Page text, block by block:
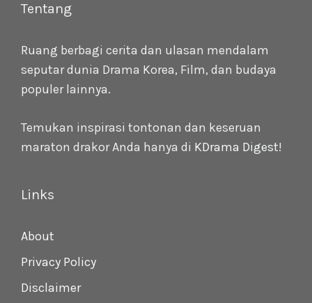
Tentang
Ruang berbagi cerita dan ulasan mendalam
seputar dunia Drama Korea, Film, dan budaya
populer lainnya.
Temukan inspirasi tontonan dan keseruan
maraton drakor Anda hanya di KDrama Digest!
Links
About
Privacy Policy
Disclaimer